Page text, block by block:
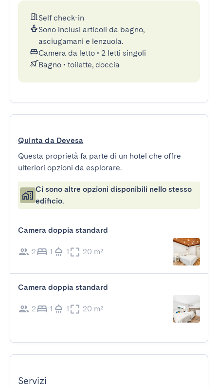
Self check-in
Sono inclusi articoli da bagno,
asciugamani e lenzuola.
Camera da letto • 2 letti singoli
Bagno • toilette, doccia
Quinta da Devesa
Questa proprietà fa parte di un hotel che offre
ulteriori opzioni da esplorare.
Ci sono altre opzioni disponibili nello stesso
edificio.
Camera doppia standard
2 1 1 20 m²
Camera doppia standard
2 1 1 20 m²
Servizi